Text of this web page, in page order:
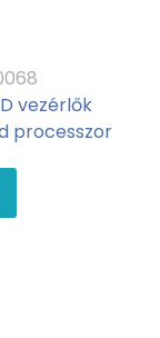
vezérlők
processzor